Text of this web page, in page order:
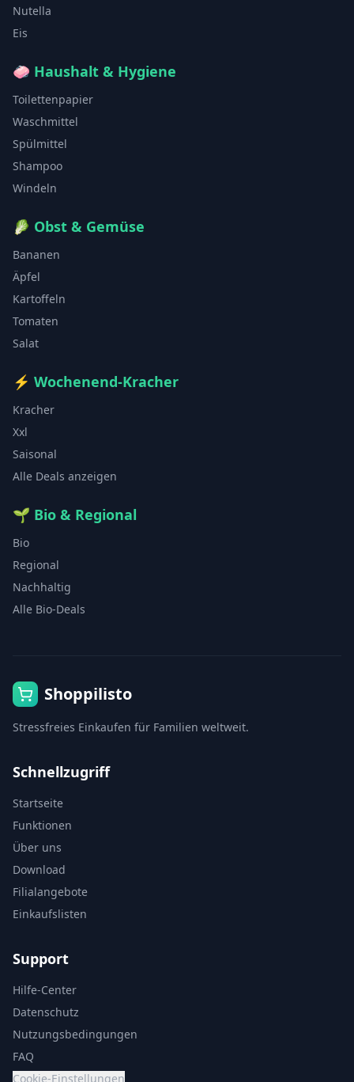
Nutella
Eis
🧼 Haushalt & Hygiene
Toilettenpapier
Waschmittel
Spülmittel
Shampoo
Windeln
🥬 Obst & Gemüse
Bananen
Äpfel
Kartoffeln
Tomaten
Salat
⚡ Wochenend-Kracher
Kracher
Xxl
Saisonal
Alle Deals anzeigen
🌱 Bio & Regional
Bio
Regional
Nachhaltig
Alle Bio-Deals
Shoppilisto
Stressfreies Einkaufen für Familien weltweit.
Schnellzugriff
Startseite
Funktionen
Über uns
Download
Filialangebote
Einkaufslisten
Support
Hilfe-Center
Datenschutz
Nutzungsbedingungen
FAQ
Cookie-Einstellungen